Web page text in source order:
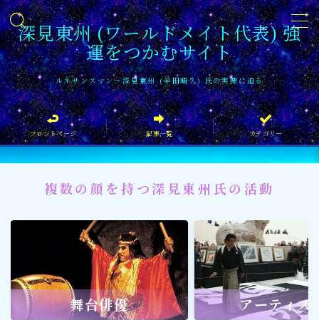
深見東州 (ワールドメイト代表) 強
運をつかむサイト
ルネサンスマン〜深見東州 (半田晴久) 氏の実像に迫る
MENU
フロントページ
記事一覧
イベント情報
企業家
文化・芸術活動
社会貢献 社会貢献
フロントページ 記事一覧 カテゴリー
複数の顔を持つ深見東州氏の活動
舞台俳優 アーティス